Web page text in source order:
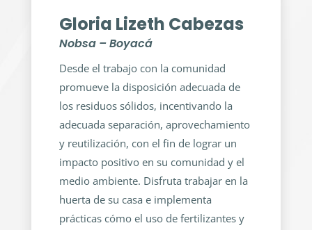
Gloria Lizeth Cabezas
Nobsa – Boyacá
Desde el trabajo con la comunidad
promueve la disposición adecuada de
los residuos sólidos, incentivando la
adecuada separación, aprovechamiento
y reutilización, con el fin de lograr un
impacto positivo en su comunidad y el
medio ambiente. Disfruta trabajar en la
huerta de su casa e implementa
prácticas cómo el uso de fertilizantes y